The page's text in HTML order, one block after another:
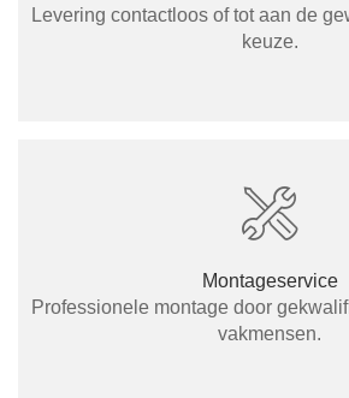
Levering contactloos of tot aan de
keuze.
Montageservice
Professionele montage door
vakmensen.
Wandplanken